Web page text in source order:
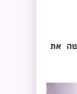
את